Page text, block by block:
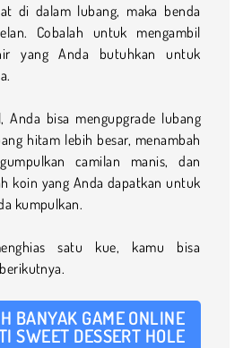
di dalam lubang, maka benda
Cobalah untuk mengambil
yang Anda butuhkan untuk
Anda bisa mengupgrade lubang
hitam lebih besar, menambah
camilan manis, dan
koin yang Anda dapatkan untuk
kumpulkan.
satu kue, kamu bisa
BANYAK GAME ONLINE
SWEET DESSERT HOLE